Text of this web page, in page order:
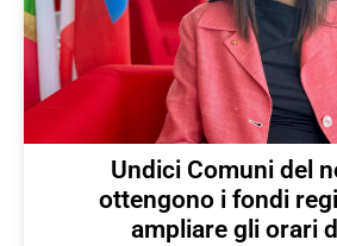
Undici Comuni del
ottengono i fondi
ampliare gli orari